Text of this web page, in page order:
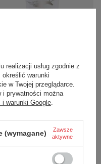
Apollo 227 ml - Łódź -
zł / szt.
do porównania
realizacji usług zgodnie z
określić warunki
w Twojej przeglądarce.
i prywatności można
i warunki Google.
(wymagane)
Zawsze
aktywne